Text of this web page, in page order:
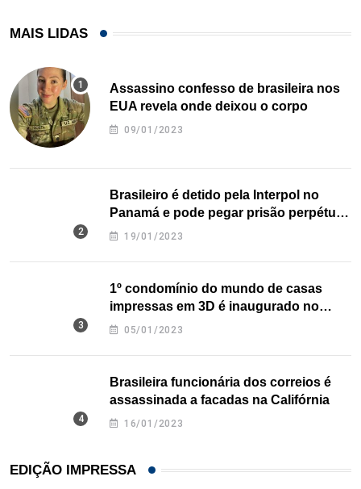
MAIS LIDAS
Assassino confesso de brasileira nos
EUA revela onde deixou o corpo
09/01/2023
Brasileiro é detido pela Interpol no
Panamá e pode pegar prisão perpétua
nos EUA
19/01/2023
1º condomínio do mundo de casas
impressas em 3D é inaugurado no
Texas
05/01/2023
Brasileira funcionária dos correios é
assassinada a facadas na Califórnia
16/01/2023
EDIÇÃO IMPRESSA